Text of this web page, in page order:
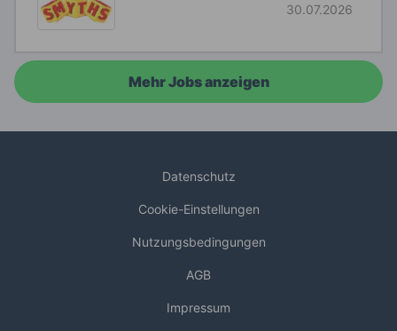
30.07.2026
Mehr Jobs anzeigen
Datenschutz
Cookie-Einstellungen
Nutzungsbedingungen
AGB
Impressum